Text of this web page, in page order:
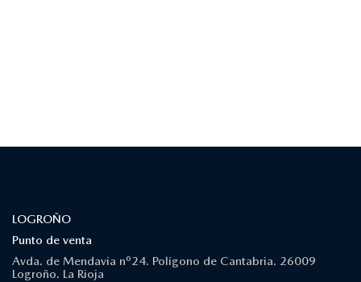
LOGROÑO
Punto de venta
Avda. de Mendavia nº24. Polígono de Cantabria. 26009
Logroño. La Rioja